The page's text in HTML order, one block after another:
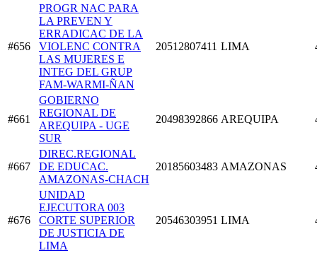
#656
PROGR NAC PARA
LA PREVEN Y
ERRADICAC DE LA
VIOLENC CONTRA
LAS MUJERES E
INTEG DEL GRUP
FAM-WARMI-ÑAN
20512807411 LIMA
#661
GOBIERNO
REGIONAL DE
AREQUIPA - UGE
SUR
20498392866 AREQUIPA
#667
DIREC.REGIONAL
DE EDUCAC.
AMAZONAS-CHACH
20185603483 AMAZONAS
#676
UNIDAD
EJECUTORA 003
CORTE SUPERIOR
DE JUSTICIA DE
LIMA
20546303951 LIMA